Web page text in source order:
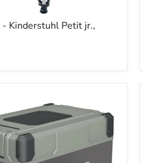
- Kinderstuhl Petit jr.,